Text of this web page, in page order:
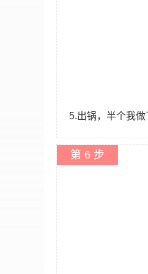
5.出锅，半个我
第 6 步